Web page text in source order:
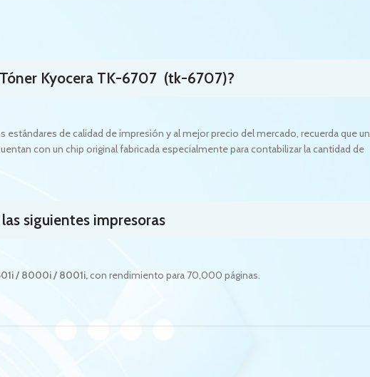
Kyocera TK-6707 (tk-6707)?
estándares de calidad de impresión y al mejor precio del mercado, recuerda que un
con un chip original fabricada especialmente para contabilizar la cantidad de
siguientes impresoras
/ 8000i / 8001i,con rendimiento para 70,000 páginas.